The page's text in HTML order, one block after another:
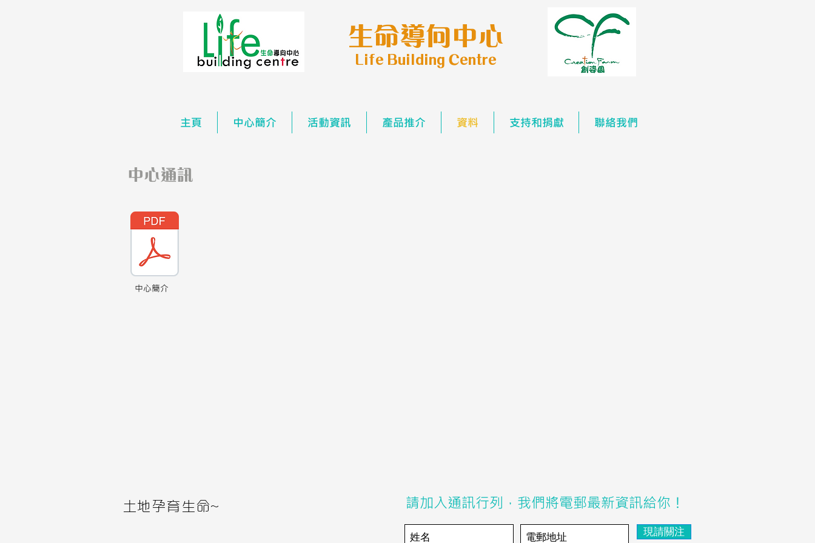
生命導向中心
Life Building Centre
主頁 中心簡介 活動資訊 產品推介 資料 支持和捐獻 聯絡我們
中心通訊
中心簡介
土地孕育生命~ 請加入通訊行列，我們將電郵最新資訊給你！
現請關注